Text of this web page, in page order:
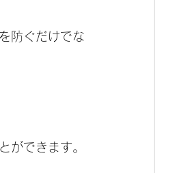
防ぐだけでな
ができます。